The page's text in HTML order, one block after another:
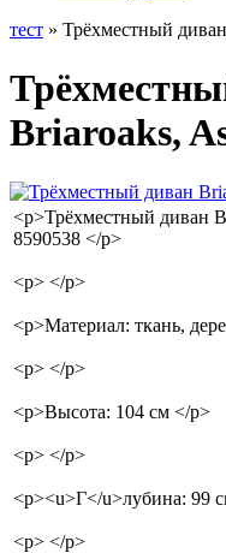
тест » Трёхместный
Briaroaks,
<p>Трёхместный диван
8590538 </p>
<p> </p>
<p>Материал: ткань,
<p> </p>
<p>Высота: 104 см </p>
<p> </p>
<p><u>Г</u>лубина: 99
<p> </p>